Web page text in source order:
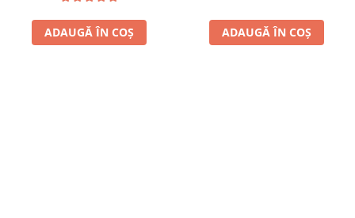
ADAUGĂ ÎN COȘ ADAUGĂ ÎN COȘ